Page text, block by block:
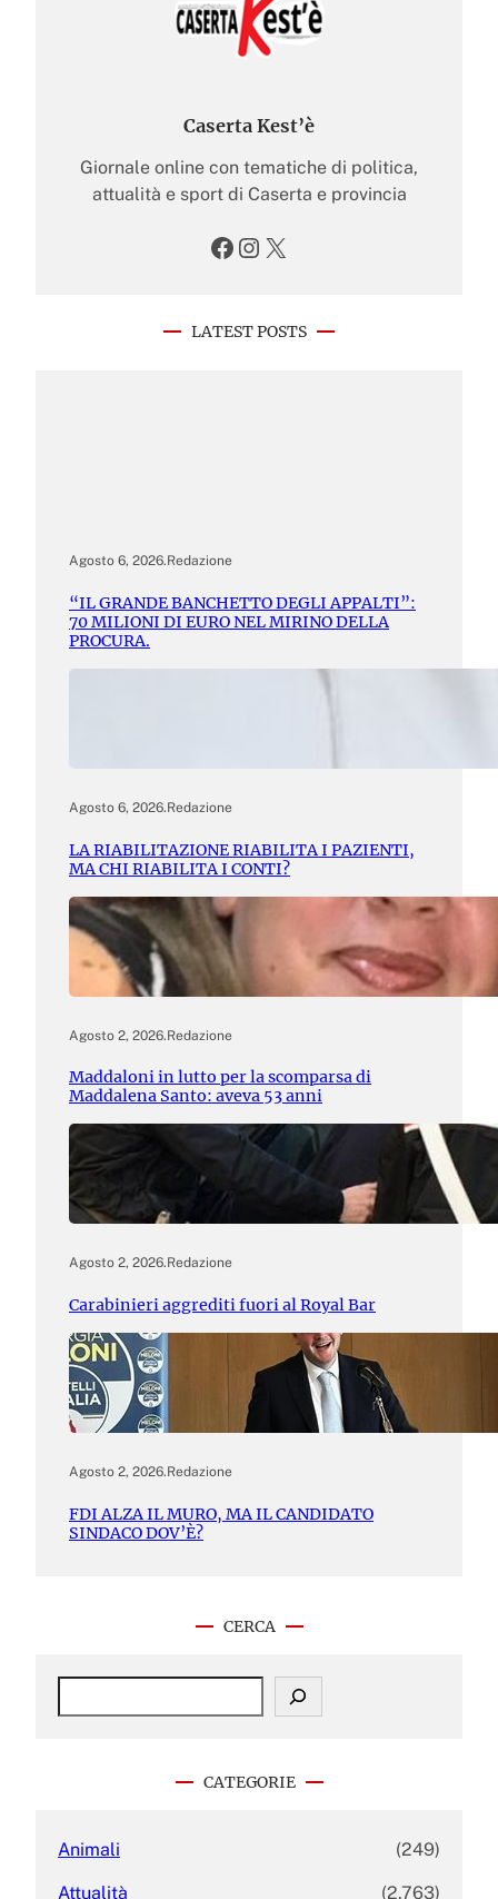
Caserta Kest’è
Giornale online con tematiche di politica,
attualità e sport di Caserta e provincia
Facebook Instagram X
LATEST POSTS
Agosto 6, 2026.Redazione
“IL GRANDE BANCHETTO DEGLI APPALTI”:
70 MILIONI DI EURO NEL MIRINO DELLA
PROCURA.
Agosto 6, 2026.Redazione
LA RIABILITAZIONE RIABILITA I PAZIENTI,
MA CHI RIABILITA I CONTI?
Agosto 2, 2026.Redazione
Maddaloni in lutto per la scomparsa di
Maddalena Santo: aveva 53 anni
Agosto 2, 2026.Redazione
Carabinieri aggrediti fuori al Royal Bar
Agosto 2, 2026.Redazione
FDI ALZA IL MURO, MA IL CANDIDATO
SINDACO DOV’È?
CERCA
S
CATEGORIE
Animali (249)
Attualità (2.763)